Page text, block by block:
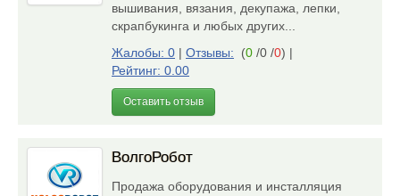
вышивания, вязания, декупажа, лепки,
скрапбукинга и любых других...
Жалобы: 0 | Отзывы: (0 /0 /0) |
Рейтинг: 0.00
Оставить отзыв
ВолгоРобот
Продажа оборудования и инсталляция